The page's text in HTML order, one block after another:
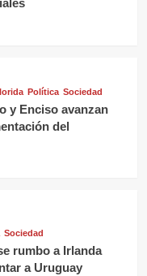
Política Sociedad
y Enciso avanzan
del
Sociedad
rumbo a Irlanda
a Uruguay